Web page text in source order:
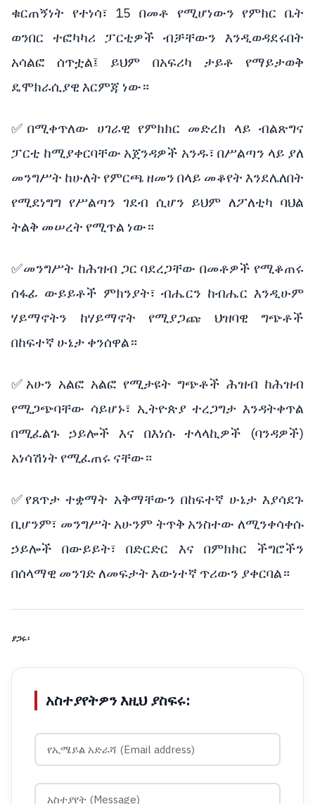
ቁርጠኝነት የተነሳ፣ 15 በመቶ የሚሆነውን የምክር ቤት
ወንበር ተፎካካሪ ፓርቲዎች ብቻቸውን እንዲወዳደሩበት
አሳልፎ ሰጥቷል፤ ይህም በአፍሪካ ታይቶ የማይታወቅ
ዴሞክራሲያዊ እርምጃ ነው።
✅በሚቀጥለው ሀገራዊ የምክክር መድረክ ላይ ብልጽግና
ፓርቲ ከሚያቀርባቸው አጀንዳዎች አንዱ፣ በሥልጣን ላይ ያለ
መንግሥት ከሁለት የምርጫ ዘመን በላይ መቆየት እንደሌለበት
የሚደነግግ የሥልጣን ገደብ ሲሆን ይህም ለፖለቲካ ባህል
ትልቅ መሠረት የሚጥል ነው።
✅መንግሥት ከሕዝብ ጋር ባደረጋቸው በመቶዎች የሚቆጠሩ
ሰፋፊ ውይይቶች ምክንያት፣ ብሔርን ከብሔር እንዲሁም
ሃይማኖትን ከሃይማኖት የሚያጋጩ ህዝባዊ ግጭቶች
በከፍተኛ ሁኔታ ቀንሰዋል።
✅አሁን አልፎ አልፎ የሚታዩት ግጭቶች ሕዝብ ከሕዝብ
የሚጋጭባቸው ሳይሆኑ፣ ኢትዮጵያ ተረጋግታ እንዳትቀጥል
በሚፈልጉ ኃይሎች እና በእነሱ ተላላኪዎች (ባንዳዎች)
አነሳሽነት የሚፈጠሩ ናቸው።
✅የጸጥታ ተቋማት አቅማቸውን በከፍተኛ ሁኔታ እያሳደጉ
ቢሆንም፣ መንግሥት አሁንም ትጥቅ አንስተው ለሚንቀሳቀሱ
ኃይሎች በውይይት፣ በድርድር እና በምክክር ችግሮችን
በሰላማዊ መንገድ ለመፍታት እውነተኛ ጥሪውን ያቀርባል።
ያጋሩ፡
አስተያየትዎን እዚህ ያስፍሩ: